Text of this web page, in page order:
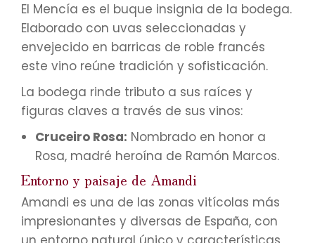
El Mencía es el buque insignia de la bodega.
Elaborado con uvas seleccionadas y
envejecido en barricas de roble francés
este vino reúne tradición y sofisticación.
La bodega rinde tributo a sus raíces y
figuras claves a través de sus vinos:
Cruceiro Rosa: Nombrado en honor a
Rosa, madré heroína de Ramón Marcos.
Entorno y paisaje de Amandi
Amandi es una de las zonas vitícolas más
impresionantes y diversas de España, con